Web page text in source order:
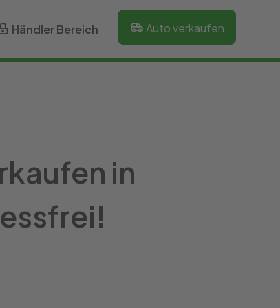
Händler Bereich Auto verkaufen
in